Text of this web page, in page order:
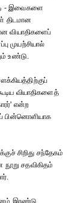
- இவைகளை
திடமான
வியாதிகளைப்
முயற்சியால்
உண்டு.
வியாதிகளைத்
என்ற
பின்னொளியாக
சிறிது சந்தேகம்
சதவிகிதம்
இரண்டு